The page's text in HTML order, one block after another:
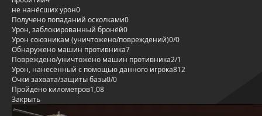
не нанёсших урон0
Получено попаданий осколками0
Урон, заблокированный бронёй0
Урон союзникам (уничтожено/повреждений)0/0
Обнаружено машин противника7
Повреждено/уничтожено машин противника2/1
Урон, нанесённый с помощью данного игрока812
Очки захвата/защиты базы0/0
Пройдено километров1,08
Закрыть